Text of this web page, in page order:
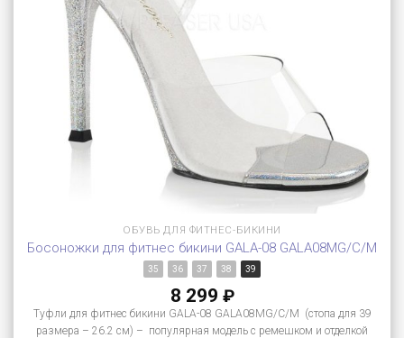
ОБУВЬ ДЛЯ ФИТНЕС-БИКИНИ
Босоножки для фитнес бикини GALA-08 GALA08MG/C/M
35 36 37 38 39
8 299 ₽
Туфли для фитнес бикини GALA-08 GALA08MG/C/M (стопа для 39
размера – 26.2 см) – популярная модель с ремешком и отделкой